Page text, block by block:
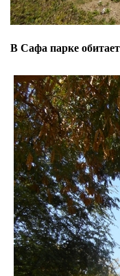
В Сафа парке